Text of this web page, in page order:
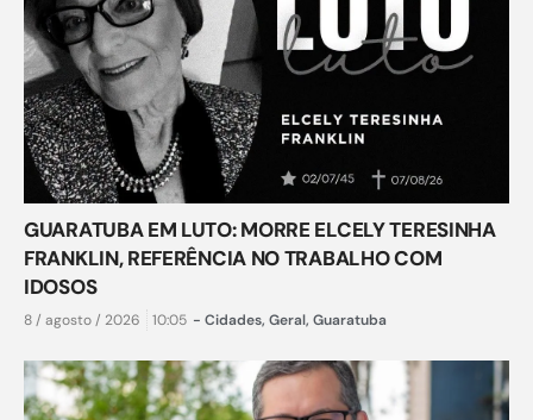
GUARATUBA EM LUTO: MORRE ELCELY TERESINHA
FRANKLIN, REFERÊNCIA NO TRABALHO COM
IDOSOS
8 / agosto / 2026 10:05 - Cidades, Geral, Guaratuba